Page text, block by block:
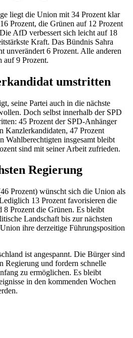
liegt die Union mit 34 Prozent klar
Prozent, die Grünen auf 12 Prozent
AfD verbessert sich leicht auf 18
Kraft. Das Bündnis Sahra
unverändert 6 Prozent. Alle anderen
auf 9 Prozent.
umstritten
seine Partei auch in die nächste
Doch selbst innerhalb der SPD
45 Prozent der SPD-Anhänger
Kanzlerkandidaten, 47 Prozent
Wahlberechtigten insgesamt bleibt
sind mit seiner Arbeit zufrieden.
Regierung
Prozent) wünscht sich die Union als
13 Prozent favorisieren die
Prozent die Grünen. Es bleibt
Landschaft bis zur nächsten
ihre derzeitige Führungsposition
ist angespannt. Die Bürger sind
Regierung und fordern schnelle
zu ermöglichen. Es bleibt
in den kommenden Wochen